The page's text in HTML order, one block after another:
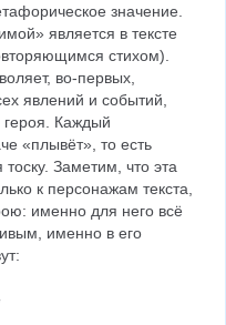
значение.
является в тексте
стихом).
во-первых,
явлений и событий,
героя. Каждый
«плывёт», то есть
Заметим, что эта
к персонажам текста,
именно для него всё
именно в его